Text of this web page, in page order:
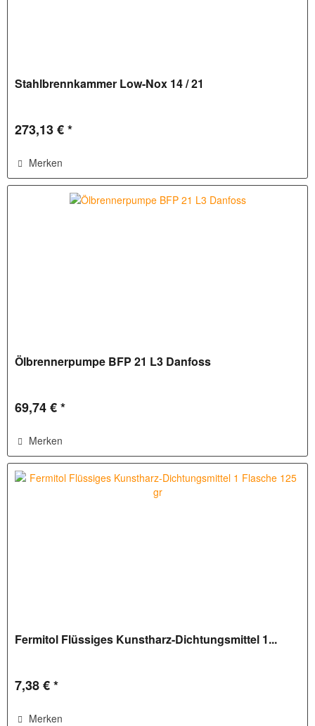
Stahlbrennkammer Low-Nox 14 / 21
273,13 € *
Merken
Ölbrennerpumpe BFP 21 L3 Danfoss
69,74 € *
Merken
Fermitol Flüssiges Kunstharz-Dichtungsmittel 1...
7,38 € *
Merken